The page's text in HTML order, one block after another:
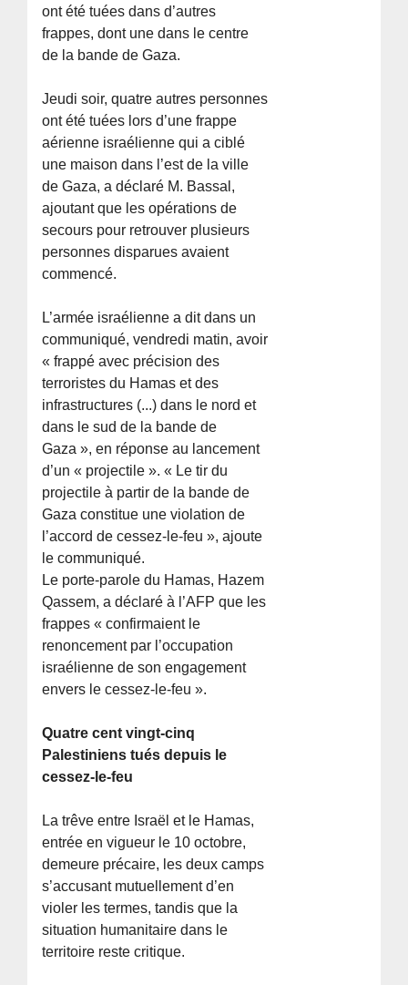
ont été tuées dans d’autres
frappes, dont une dans le centre
de la bande de Gaza.
Jeudi soir, quatre autres personnes
ont été tuées lors d’une frappe
aérienne israélienne qui a ciblé
une maison dans l’est de la ville
de Gaza, a déclaré M. Bassal,
ajoutant que les opérations de
secours pour retrouver plusieurs
personnes disparues avaient
commencé.
L’armée israélienne a dit dans un
communiqué, vendredi matin, avoir
« frappé avec précision des
terroristes du Hamas et des
infrastructures (...) dans le nord et
dans le sud de la bande de
Gaza », en réponse au lancement
d’un « projectile ». « Le tir du
projectile à partir de la bande de
Gaza constitue une violation de
l’accord de cessez-le-feu », ajoute
le communiqué.
Le porte-parole du Hamas, Hazem
Qassem, a déclaré à l’AFP que les
frappes « confirmaient le
renoncement par l’occupation
israélienne de son engagement
envers le cessez-le-feu ».
Quatre cent vingt-cinq
Palestiniens tués depuis le
cessez-le-feu
La trêve entre Israël et le Hamas,
entrée en vigueur le 10 octobre,
demeure précaire, les deux camps
s’accusant mutuellement d’en
violer les termes, tandis que la
situation humanitaire dans le
territoire reste critique.